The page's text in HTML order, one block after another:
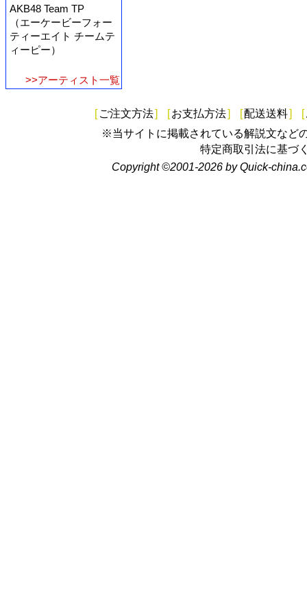
AKB48 Team TP
（エーケービーフォー
ティーエイト チームテ
ィーピー）
>>アーティスト一覧
[ ご注文方法] [お支払方法] [配送送料] [
※当サイトに掲載されている解説文など
特定商取引法に基づ
Copyright ©2001-2026 by Quick-